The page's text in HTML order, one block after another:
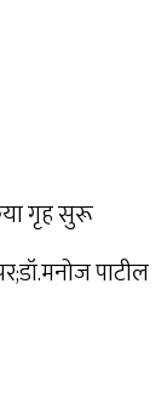
गृह सुरू
पाटील